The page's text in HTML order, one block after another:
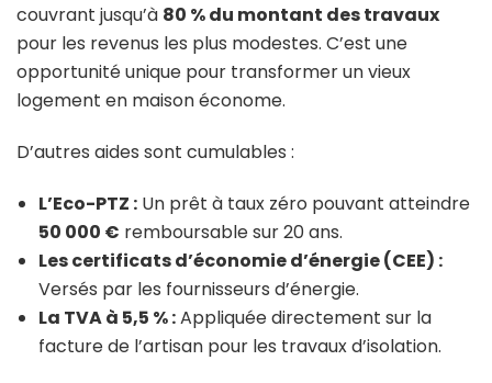
couvrant jusqu’à 80 % du montant des travaux
pour les revenus les plus modestes. C’est une
opportunité unique pour transformer un vieux
logement en maison économe.
D’autres aides sont cumulables :
L’Eco-PTZ : Un prêt à taux zéro pouvant atteindre
50 000 € remboursable sur 20 ans.
Les certificats d’économie d’énergie (CEE) :
Versés par les fournisseurs d’énergie.
La TVA à 5,5 % :Appliquée directement sur la
facture de l’artisan pour les travaux d’isolation.